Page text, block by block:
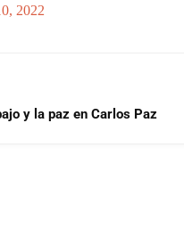
2022
y la paz en Carlos Paz